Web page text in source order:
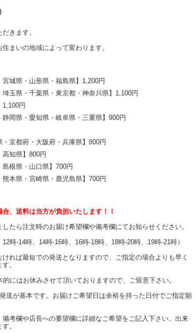
きます。
まいの地域によって変わります。
宮城県・山形県・福島県】1,200円
埼玉県・千葉県・東京都・神奈川県】1,100円
1,100円
静岡県・愛知県・岐阜県・三重県】900円
・京都府・大阪府・兵庫県】800円
高知県】800円
島根県・山口県】700円
熊本県・宮崎県・鹿児島県】700円
、送料は当方が負担いたします！！
たら注文時のお届け希望欄や備考欄にてお知らせください。
時-14時、14時-16時、16時-18時、18時-20時、19時-21時）
れば最短での発送となりますので、ご指定の場合よりも早く
。
にはお休みさせて頂いておりますので、ご留意下さい。
送が基本です。お届けご希望日は余裕を持った日付でご指定願
考欄や店長への要望欄に詳細なご希望をご記入下さい。出来
。